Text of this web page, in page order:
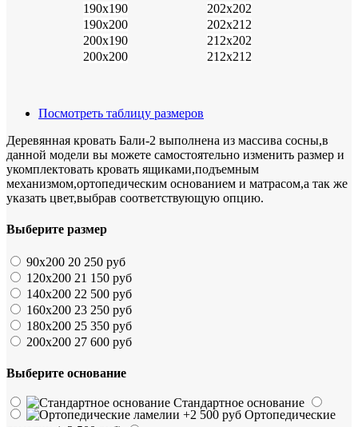
190х190
202х202
190х200
202х212
200х190
212х202
200х200
212х212
Посмотреть таблицу размеров
Деревянная кровать Бали-2 выполнена из массива сосны,в
данной модели вы можете самостоятельно изменить размер и
укомплектовать кровать ящиками,подъемным
механизмом,ортопедическим основанием и матрасом,а так же
указать цвет,выбрав соответствующую опцию.
Выберите размер
90х200 20 250 руб
120х200 21 150 руб
140х200 22 500 руб
160х200 23 250 руб
180х200 25 350 руб
200х200 27 600 руб
Выберите основание
Стандартное основание
Ортопедические